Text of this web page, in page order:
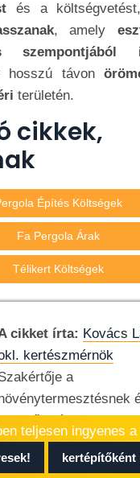
és a
, amely
szempontjából
hosszú távon
területén.
cikkek,
Építés Költségek
Fa Pergola Árak
Télikert Költségek
cikket írta: Kovács
kertészmérnök
a
teljesen ingyenes